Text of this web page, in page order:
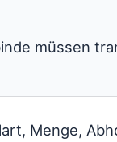
müssen
Menge,